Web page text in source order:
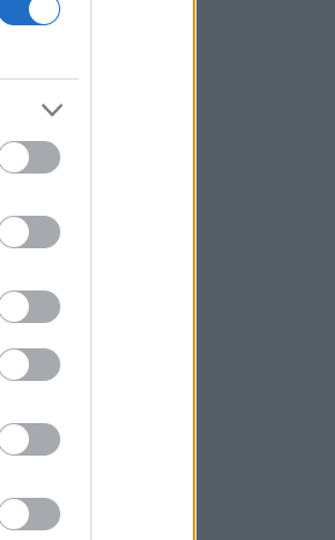
αντιαεροπορική άμυνα
Σχέδιο Ανάκαμψης και Ανθεκτικότητας
Aktor: Πάνω από το 20% η Castellano,
κάτω από το 15% η Blue Silk μετά την
ΑΜΚ
αριστερής πτέρυγας των
Δημοκρατικών, κέρδισε το χρίσμα του
ΔΕΗ: Data center 1 GW, νέα συμφωνία
επόμενης φάσης ανάπτυξης
επαναγοράς έως 1,3 εκατ. ιδίων
μετοχών
εξαμήνου, αύξηση 14% - «Άλμα» 62%
στα κέρδη προ φόρων